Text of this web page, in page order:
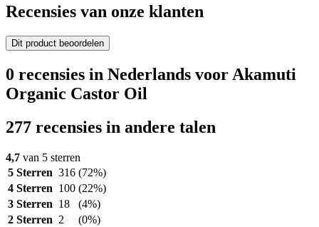
Recensies van onze klanten
Dit product beoordelen
0 recensies in Nederlands voor Akamuti
Organic Castor Oil
277 recensies in andere talen
4,7 van 5 sterren
5 Sterren 316 (72%)
4 Sterren 100 (22%)
3 Sterren 18
(4%)
2 Sterren 2
(0%)